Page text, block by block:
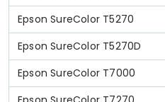
Epson SureColor T5270
Epson SureColor T5270D
Epson SureColor T7000